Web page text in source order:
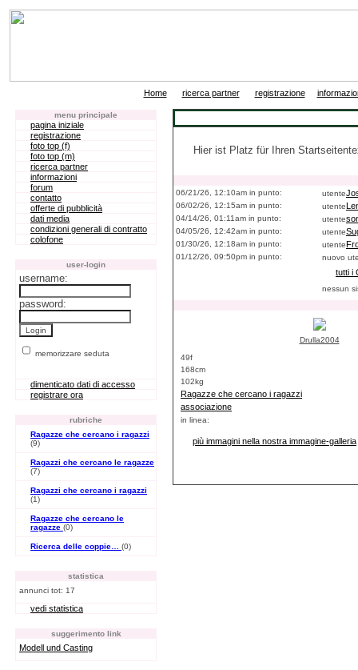
Home| ricerca partner| registrazione|
menu principale
pagina iniziale
registrazione
foto top (f)
foto top (m)
ricerca partner
informazioni
forum
contatto
offerte di pubblicità
dati media
condizioni generali di contratto
colofone
user-login
username:
password:
memorizzare seduta
dimenticato dati di accesso
registrare ora
rubriche
Ragazze che cercano i ragazzi
(9)
Ragazzi che cercano le ragazze
(7)
Ragazzi che cercano i ragazzi
(1)
Ragazze che cercano le
ragazze (0)
Ricerca delle coppie… (0)
statistica
annunci tot: 17
vedi statistica
suggerimento link
Modell und Casting
Hier ist Platz für Ihren
06/21/26, 12:10am in punto: utente
06/02/26, 12:15am in punto: utente
04/14/26, 01:11am in punto: utente
04/05/26, 12:42am in punto: utente
01/30/26, 12:18am in punto: utente
01/12/26, 09:50pm in punto: nuovo
tutti i
nessun
Drulla2004
49f
168cm
102kg
Ragazze che cercano i ragazzi
associazione
in linea:
più immagini nella nostra immagine-galleria